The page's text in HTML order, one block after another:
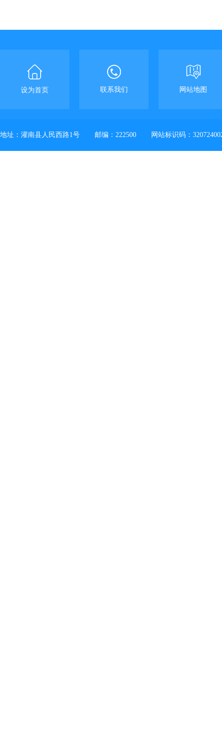
设为首页 联系我们 网站地图
地址：灌南县人民西路1号 邮编：222500 网站标识码：